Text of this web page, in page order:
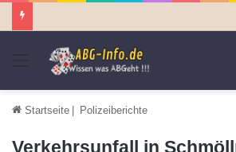
Menü
Startseite | Polizeiberichte
Verkehrsunfall in